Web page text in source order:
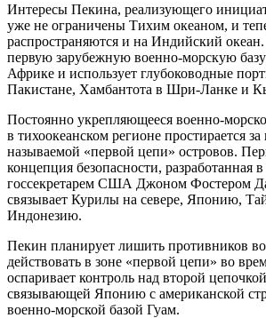
Интересы Пекина, реализующего
уже не ограничены Тихим океаном, и
распространяются и на Индийский
первую зарубежную военно-морскую
Африке и использует глубоководные
Пакистане, Хамбантота в Шри-Ланке и
Постоянно укрепляющееся военно-
в тихоокеанском регионе простирается
называемой «первой цепи» островов.
концепция безопасности, разработанная
госсекретарем США Джоном Фостером
связывает Курилы на севере, Японию,
Индонезию.
Пекин планирует лишить противников
действовать в зоне «первой цепи» во
оспаривает контроль над второй
связывающей Японию с американской
военно-морской базой Гуам.